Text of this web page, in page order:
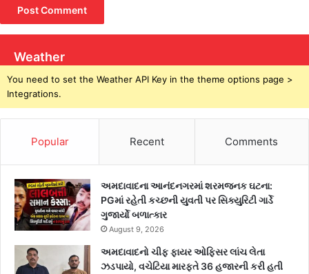
Weather
You need to set the Weather API Key in the theme options page >
Integrations.
Popular Recent Comments
અમદાવાદના આનંદનગરમાં શરમજનક ઘટના:
PGમાં રહેતી કચ્છની યુવતી પર સિક્યુરિટી ગાર્ડે
ગુજાર્યો બળાત્કાર
August 9, 2026
અમદાવાદનો ચીફ ફાયર ઓફિસર લાંચ લેતા
ઝડપાયો, વચેટિયા મારફતે 36 હજારની કરી હતી